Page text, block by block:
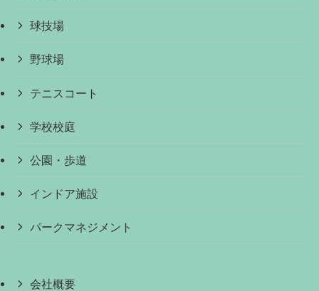
球技場
野球場
テニスコート
学校校庭
公園・歩道
インドア施設
パークマネジメント
会社概要